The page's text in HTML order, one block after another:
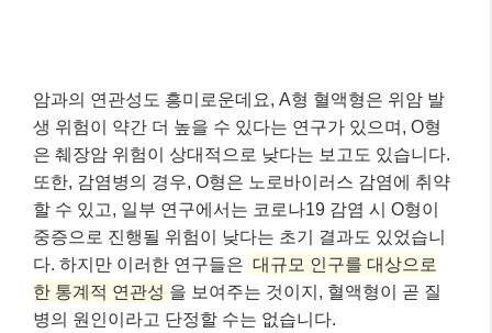
암과의 연관성도 흥미로운데요, A형 혈액형은 위암 발
생 위험이 약간 더 높을 수 있다는 연구가 있으며, O형
은 췌장암 위험이 상대적으로 낮다는 보고도 있습니다.
또한, 감염병의 경우, O형은 노로바이러스 감염에 취약
할 수 있고, 일부 연구에서는 코로나19 감염 시 O형이
중증으로 진행될 위험이 낮다는 초기 결과도 있었습니
다. 하지만 이러한 연구들은 대규모 인구를 대상으로
한 통계적 연관성 을 보여주는 것이지, 혈액형이 곧 질
병의 원인이라고 단정할 수는 없습니다.